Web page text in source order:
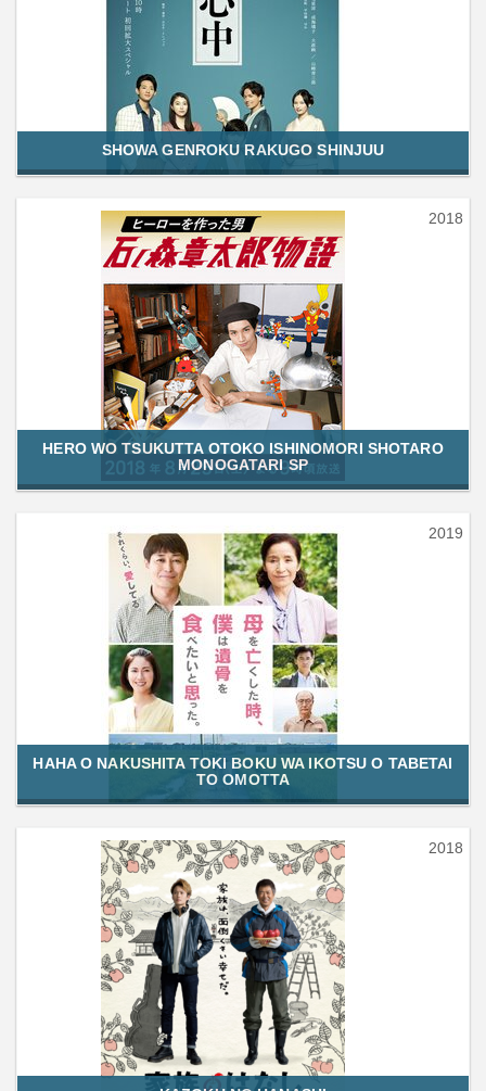
SHOWA GENROKU RAKUGO SHINJUU
2018
HERO WO TSUKUTTA OTOKO ISHINOMORI SHOTARO
MONOGATARI SP
2019
HAHA O NAKUSHITA TOKI BOKU WA IKOTSU O TABETAI
TO OMOTTA
2018